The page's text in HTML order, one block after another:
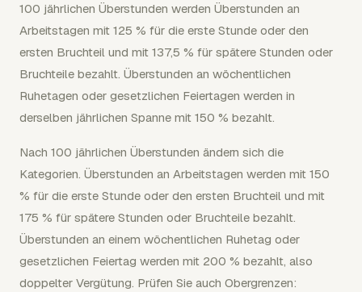
100 jährlichen Überstunden werden Überstunden an
Arbeitstagen mit 125 % für die erste Stunde oder den
ersten Bruchteil und mit 137,5 % für spätere Stunden oder
Bruchteile bezahlt. Überstunden an wöchentlichen
Ruhetagen oder gesetzlichen Feiertagen werden in
derselben jährlichen Spanne mit 150 % bezahlt.
Nach 100 jährlichen Überstunden ändern sich die
Kategorien. Überstunden an Arbeitstagen werden mit 150
% für die erste Stunde oder den ersten Bruchteil und mit
175 % für spätere Stunden oder Bruchteile bezahlt.
Überstunden an einem wöchentlichen Ruhetag oder
gesetzlichen Feiertag werden mit 200 % bezahlt, also
doppelter Vergütung. Prüfen Sie auch Obergrenzen: